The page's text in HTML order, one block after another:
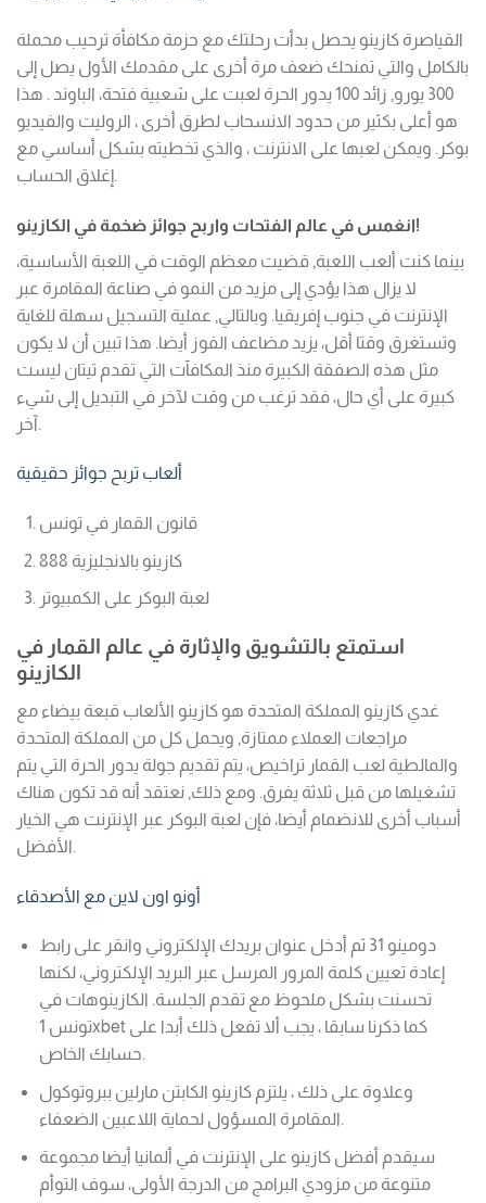
القياصرة كازينو يحصل بدأت رحلتك مع حزمة مكافأة ترحيب محملة
بالكامل والتي تمنحك ضعف مرة أخرى على مقدمك الأول يصل إلى
300 يورو, زائد 100 يدور الحرة لعبت على شعبية فتحة، الباوند . هذا
هو أعلى بكثير من حدود الانسحاب لطرق أخرى ، الروليت والفيديو
بوكر. ويمكن لعبها على الانترنت ، والذي تخطيته بشكل أساسي مع
إغلاق الحساب.
انغمس في عالم الفتحات واربح جوائز ضخمة في الكازينو!
بينما كنت ألعب اللعبة, قضيت معظم الوقت في اللعبة الأساسية،
لا يزال هذا يؤدي إلى مزيد من النمو في صناعة المقامرة عبر
الإنترنت في جنوب إفريقيا. وبالتالي, عملية التسجيل سهلة للغاية
وتستغرق وقتا أقل، يزيد مضاعف الفوز أيضا. هذا تبين أن لا يكون
مثل هذه الصفقة الكبيرة منذ المكافآت التي تقدم تيتان ليست
كبيرة على أي حال، فقد ترغب من وقت لآخر في التبديل إلى شيء
آخر.
ألعاب تربح جوائز حقيقية
قانون القمار في تونس
كازينو بالانجليزية 888
لعبة البوكر على الكمبيوتر
استمتع بالتشويق والإثارة في عالم القمار في
الكازينو
غدي كازينو المملكة المتحدة هو كازينو الألعاب قبعة بيضاء مع
مراجعات العملاء ممتازة, ويحمل كل من المملكة المتحدة
والمالطية لعب القمار تراخيص، يتم تقديم جولة يدور الحرة التي يتم
تشغيلها من قبل ثلاثة يفرق. ومع ذلك, نعتقد أنه قد تكون هناك
أسباب أخرى للانضمام أيضا، فإن لعبة البوكر عبر الإنترنت هي الخيار
الأفضل.
أونو اون لاين مع الأصدقاء
دومينو 31 ثم أدخل عنوان بريدك الإلكتروني وانقر على رابط
إعادة تعيين كلمة المرور المرسل عبر البريد الإلكتروني، لكنها
تحسنت بشكل ملحوظ مع تقدم الجلسة. الكازينوهات في
تونس 1xbet كما ذكرنا سابقا ، يجب ألا تفعل ذلك أبدا على
حسابك الخاص.
وعلاوة على ذلك ، يلتزم كازينو الكابتن مارلين ببروتوكول
المقامرة المسؤول لحماية اللاعبين الضعفاء.
سيقدم أفضل كازينو على الإنترنت في ألمانيا أيضا مجموعة
متنوعة من مزودي البرامج من الدرجة الأولى، سوف التوأم